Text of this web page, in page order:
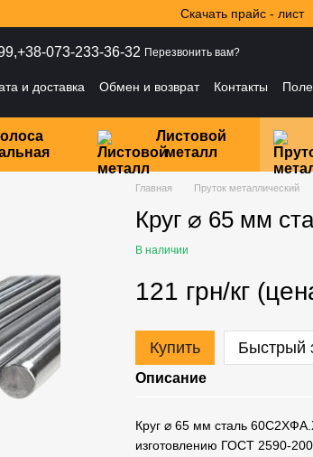
Скачать прайс - лист
+38-073-233-36-32 Перезвонить вам?
и доставка Обмен и возврат Контакты
Листовой
металл
Главная Пруток металлический
Круг ⌀ 65 мм
В наличии
121 грн/кг
Купить Быстрый
Описание
Круг ⌀ 65 мм сталь
изготовлению ГОСТ 2590-